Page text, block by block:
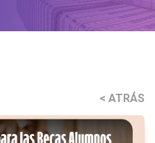
< ATRÁS